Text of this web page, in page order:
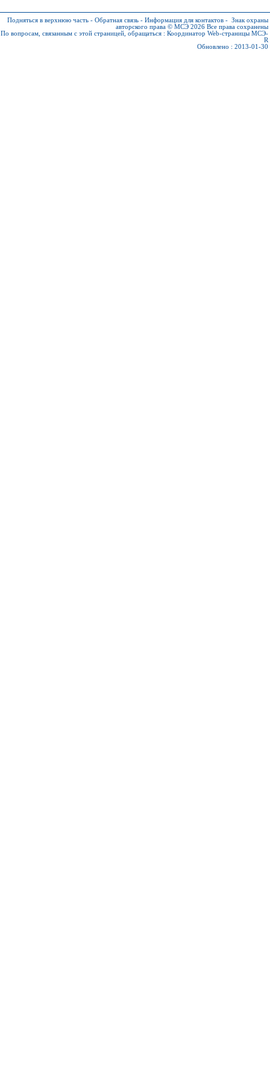
Подняться в верхнюю часть - Обратная связь - Информация для контактов - Знак охраны
авторского права © МСЭ 2026 Все права сохранены
По вопросам, связанным с этой страницей, обращаться : Координатор Web-страницы МСЭ-
R
Обновлено : 2013-01-30